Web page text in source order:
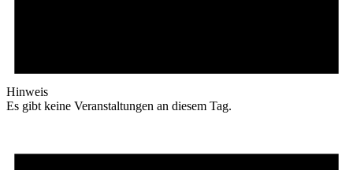
Hinweis
Es gibt keine Veranstaltungen an diesem Tag.